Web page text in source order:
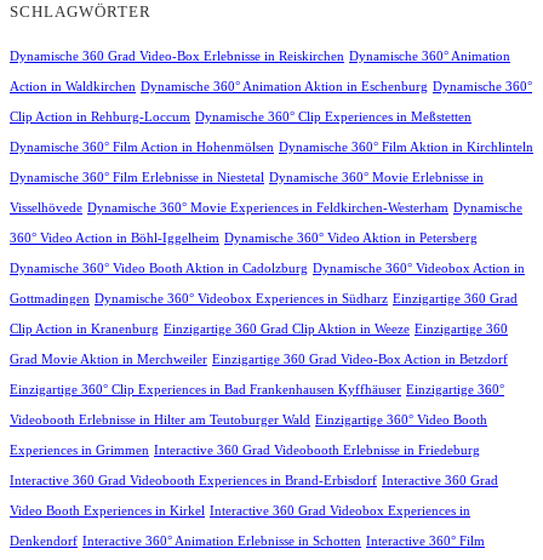
SCHLAGWÖRTER
Dynamische 360 Grad Video-Box Erlebnisse in Reiskirchen Dynamische 360° Animation
Action in Waldkirchen Dynamische 360° Animation Aktion in Eschenburg Dynamische 360°
Clip Action in Rehburg-Loccum Dynamische 360° Clip Experiences in Meßstetten
Dynamische 360° Film Action in Hohenmölsen Dynamische 360° Film Aktion in Kirchlinteln
Dynamische 360° Film Erlebnisse in Niestetal Dynamische 360° Movie Erlebnisse in
Visselhövede Dynamische 360° Movie Experiences in Feldkirchen-Westerham Dynamische
360° Video Action in Böhl-Iggelheim Dynamische 360° Video Aktion in Petersberg
Dynamische 360° Video Booth Aktion in Cadolzburg Dynamische 360° Videobox Action in
Gottmadingen Dynamische 360° Videobox Experiences in Südharz Einzigartige 360 Grad
Clip Action in Kranenburg Einzigartige 360 Grad Clip Aktion in Weeze Einzigartige 360
Grad Movie Aktion in Merchweiler Einzigartige 360 Grad Video-Box Action in Betzdorf
Einzigartige 360° Clip Experiences in Bad Frankenhausen Kyffhäuser Einzigartige 360°
Videobooth Erlebnisse in Hilter am Teutoburger Wald Einzigartige 360° Video Booth
Experiences in Grimmen Interactive 360 Grad Videobooth Erlebnisse in Friedeburg
Interactive 360 Grad Videobooth Experiences in Brand-Erbisdorf Interactive 360 Grad
Video Booth Experiences in Kirkel Interactive 360 Grad Videobox Experiences in
Denkendorf Interactive 360° Animation Erlebnisse in Schotten Interactive 360° Film